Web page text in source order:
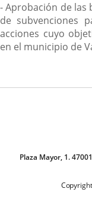
- Aprobación de las
de subvenciones
acciones cuyo
en el municipio de
Plaza Mayor, 1.